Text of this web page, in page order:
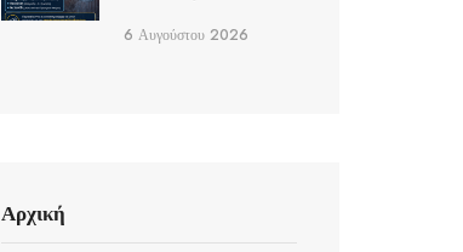
6 Αυγούστου 2026
Αρχική